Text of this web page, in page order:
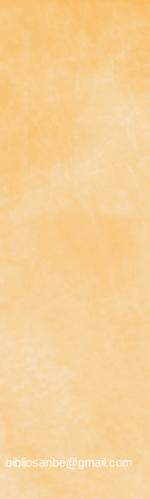
bibliosanbe@gmail.com